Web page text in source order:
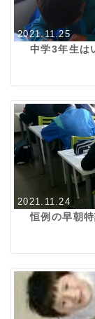
2021.11.25
中学3年生は
2021.11.24
恒例の早朝特